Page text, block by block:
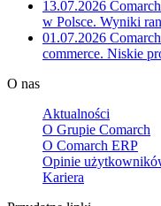
13.07.2026
w Polsce. Wyniki
01.07.2026
commerce. Niskie
O nas
Aktualności
O Grupie Comarch
O Comarch ERP
Opinie
Kariera